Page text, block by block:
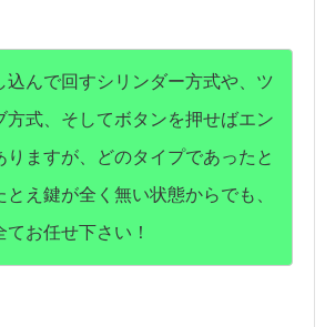
んで回すシリンダー方式や、ツ
式、そしてボタンを押せばエン
ますが、どのタイプであったと
え鍵が全く無い状態からでも、
お任せ下さい！